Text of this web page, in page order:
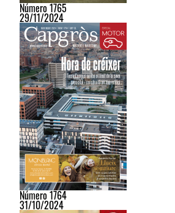
Número 1765
29/11/2024
Número 1764
31/10/2024